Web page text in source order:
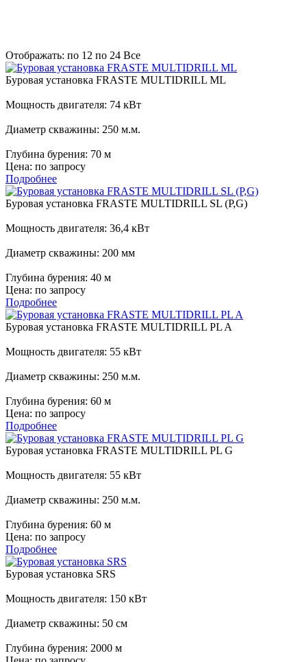
Отображать: по 12 по 24 Все
Буровая установка FRASTE MULTIDRILL ML
Мощность двигателя: 74 кВт
Диаметр скважины: 250 м.м.
Глубина бурения: 70 м
Цена: по запросу
Подробнее
Буровая установка FRASTE MULTIDRILL SL (P,G)
Мощность двигателя: 36,4 кВт
Диаметр скважины: 200 мм
Глубина бурения: 40 м
Цена: по запросу
Подробнее
Буровая установка FRASTE MULTIDRILL PL A
Мощность двигателя: 55 кВт
Диаметр скважины: 250 м.м.
Глубина бурения: 60 м
Цена: по запросу
Подробнее
Буровая установка FRASTE MULTIDRILL PL G
Мощность двигателя: 55 кВт
Диаметр скважины: 250 м.м.
Глубина бурения: 60 м
Цена: по запросу
Подробнее
Буровая установка SRS
Мощность двигателя: 150 кВт
Диаметр скважины: 50 см
Глубина бурения: 2000 м